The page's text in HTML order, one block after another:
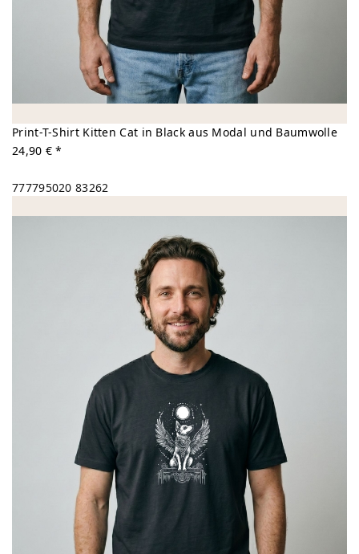
Print-T-Shirt Kitten Cat in Black aus Modal und Baumwolle
24,90 € *
777795020 83262